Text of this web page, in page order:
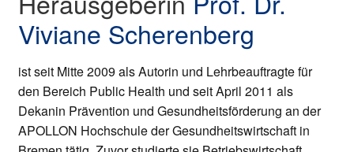
Viviane Scherenberg
ist seit Mitte 2009 als Autorin und Lehrbeauftragte für
den Bereich Public Health und seit April 2011 als
Dekanin Prävention und Gesundheitsförderung an der
APOLLON Hochschule der Gesundheitswirtschaft in